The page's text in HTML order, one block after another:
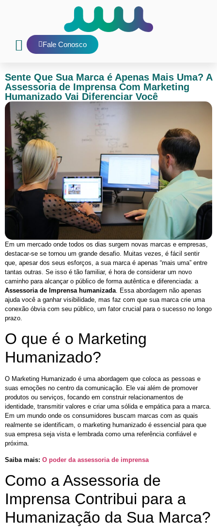
Fale Conosco
Sente Que Sua Marca é Apenas Mais Uma? A
Assessoria de Imprensa Com Marketing
Humanizado Vai Diferenciar Você
Em um mercado onde todos os dias surgem novas marcas e empresas,
destacar-se se tornou um grande desafio. Muitas vezes, é fácil sentir
que, apesar dos seus esforços, a sua marca é apenas “mais uma” entre
tantas outras. Se isso é tão familiar, é hora de considerar um novo
caminho para alcançar o público de forma autêntica e diferenciada: a
Assessoria de Imprensa humanizada . Essa abordagem não apenas
ajuda você a ganhar visibilidade, mas faz com que sua marca crie uma
conexão óbvia com seu público, um fator crucial para o sucesso no longo
prazo.
O que é o Marketing
Humanizado?
O Marketing Humanizado é uma abordagem que coloca as pessoas e
suas emoções no centro da comunicação. Ele vai além de promover
produtos ou serviços, focando em construir relacionamentos de
identidade, transmitir valores e criar uma sólida e empática para a marca.
Em um mundo onde os consumidores buscam marcas com as quais
realmente se identificam, o marketing humanizado é essencial para que
sua empresa seja vista e lembrada como uma referência confiável e
próxima.
Saiba mais: O poder da assessoria de imprensa
Como a Assessoria de
Imprensa Contribui para a
Humanização da Sua Marca?